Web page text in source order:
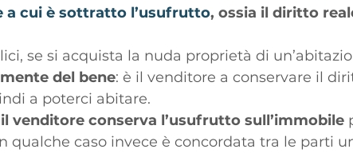
a cui è sottratto l’usufrutto, ossia il diritto
se si acquista la nuda proprietà di
del bene: è il venditore a conservare il
a poterci abitare.
il venditore conserva l’usufrutto sull’immobile
qualche caso invece è concordata tra le parti